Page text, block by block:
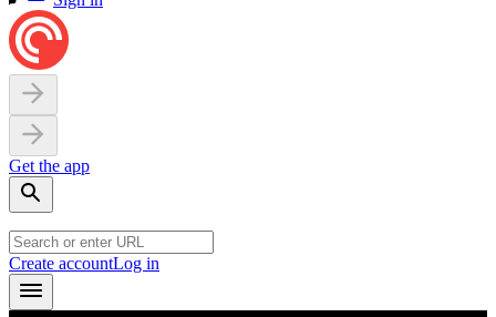
Get the app
Create accountLog in